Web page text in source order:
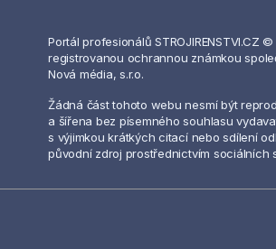
Portál profesionálů STROJIRENSTVI.CZ ©
registrovanou ochrannou známkou
Nová média, s.r.o.
Žádná část tohoto webu nesmí být
a šířena bez písemného souhlasu
s výjimkou krátkých citací nebo sdílení
původní zdroj prostřednictvím sociálních